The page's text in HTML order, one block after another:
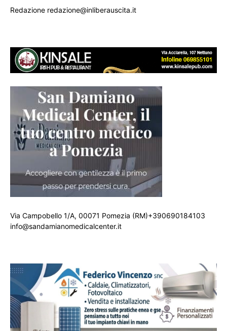
Redazione redazione@inliberauscita.it
Via Campobello 1/A, 00071 Pomezia (RM)+390690184103
info@sandamianomedicalcenter.it